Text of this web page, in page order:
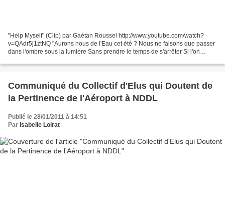
"Help Myself" (Clip) par Gaétan Roussel http://www.youtube.com/watch?
v=QAdr5j1ztNQ "Aurons nous de l'Eau cet été ? Nous ne faisons que passer
dans l'ombre sous la lumière Sans prendre le temps de s'arrêter Si l'on
Communiqué du Collectif d'Elus qui Doutent de
la Pertinence de l'Aéroport à NDDL
Publié le 28/01/2011 à 14:51
Par Isabelle Loirat